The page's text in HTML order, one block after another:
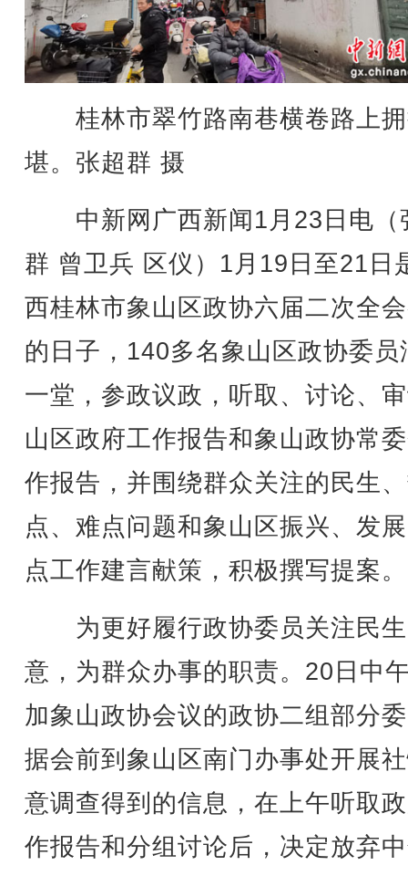
桂林市翠竹路南巷横卷路上
堪。张超群 摄
中新网广西新闻1月23日电（
群 曾卫兵 区仪）1月19日至21日
西桂林市象山区政协六届二次全
的日子，140多名象山区政协委员
一堂，参政议政，听取、讨论、
山区政府工作报告和象山政协常
作报告，并围绕群众关注的民生
点、难点问题和象山区振兴、发
点工作建言献策，积极撰写提案。
为更好履行政协委员关注民
意，为群众办事的职责。20日中
加象山政协会议的政协二组部分
据会前到象山区南门办事处开展
意调查得到的信息，在上午听取
作报告和分组讨论后，决定放弃